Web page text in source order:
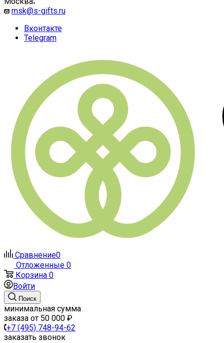
msk@s-gifts.ru
Вконтакте
Telegram
Сравнение0
Отложенные 0
Корзина 0
Войти
Поиск
минимальная сумма
заказа от 50 000 ₽
+7 (495) 748-94-62
заказать звонок